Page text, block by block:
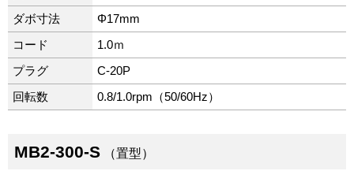
ダボ寸法 Φ17mm
コード 1.0ｍ
プラグ C-20P
回転数 0.8/1.0rpm（50/60Hz）
MB2-300-S （置型）